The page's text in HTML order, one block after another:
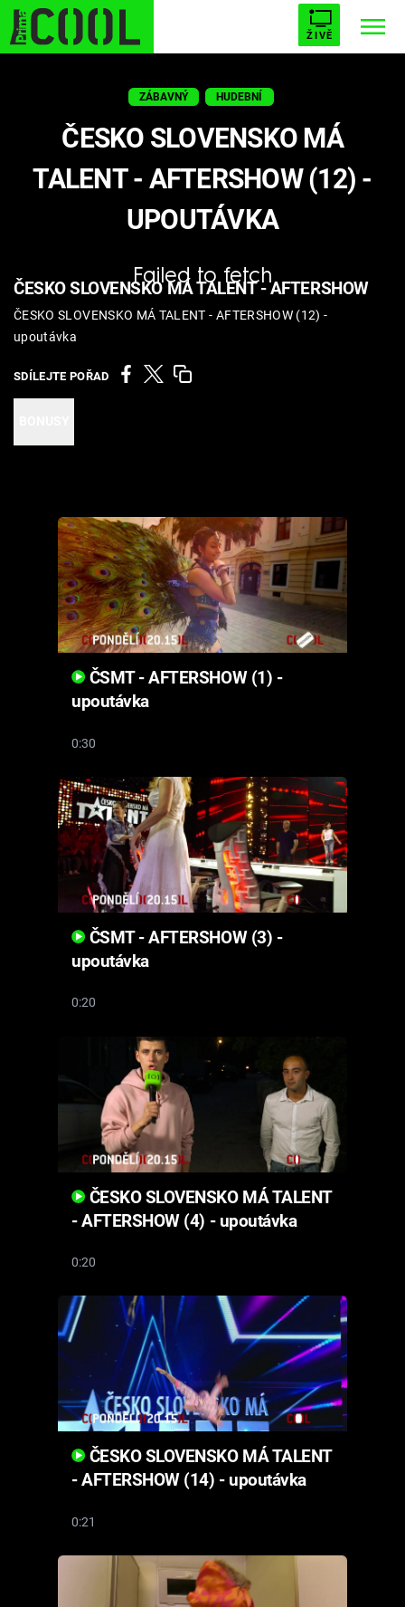
ŽIVĚ
STARHOUSE BUFFY, PŘEMOŽITELKA UPÍRŮ
ESCAPE PLNEJ KOTEL AVENGERS 5
Filmy
Seriály
Hry
TV Program
Sledujte prima+
Přihlášení
Sledujte nás
ZÁBAVNÝ HUDEBNÍ
ČESKO SLOVENSKO MÁ
TALENT - AFTERSHOW (12) -
UPOUTÁVKA
Failed to fetch
ČESKO SLOVENSKO MÁ TALENT - AFTERSHOW (12) -
upoutávka
SDÍLEJTE POŘAD
ČESKO SLOVENSKO MÁ TALENT - AFTERSHOW
ČSMT - AFTERSHOW (1) -
upoutávka
0:30
ČSMT - AFTERSHOW (3) -
upoutávka
0:20
ČESKO SLOVENSKO MÁ TALENT
- AFTERSHOW (4) - upoutávka
0:20
ČESKO SLOVENSKO MÁ TALENT
- AFTERSHOW (14) - upoutávka
0:21